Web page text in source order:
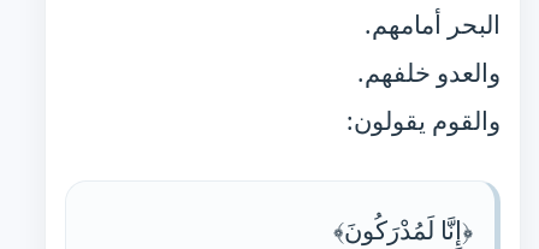
البحر أمامهم.
والعدو خلفهم.
والقوم يقولون:
﴿إِنَّا لَمُدْرَكُونَ﴾